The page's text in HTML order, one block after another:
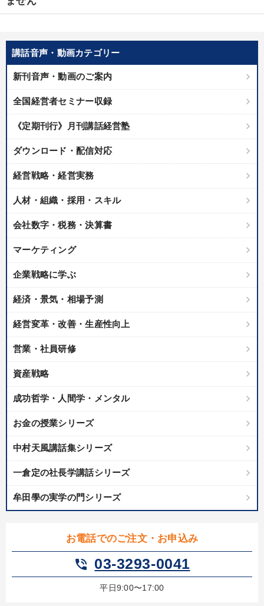
製造業 卸売・小売・飲食業 建設・不動産業
IT・サービス・金融業 コンサルタント 専門家
キーワード
※「更新」を押すと「テーマ」「キーワード」を更新いただけます。
ondemand_video 経営音声・動画を探す 更新する
全国経営者セミナー収録物以外の経営教材（全761タイトル）からお探
しいただけます
タル版（音声／動画ストリーミング・ダウンロード）
【最新刊】精神科医・和田秀樹の「老いない力」＋健康な社長と
会社をつくる厳選講話
2025年夏季全国経営者セミナー収録講演ＣＤ・講演ＤＶＤ・デジ
タル版（音声／動画ストリーミング・ダウンロード）
講話音声・動画カテゴリー
新刊音声・動画のご案内
全国経営者セミナー収録
《定期刊行》月刊講話経営塾
ダウンロード・配信対応
経営戦略・経営実務
人材・組織・採用・スキル
会社数字・税務・決算書
マーケティング
企業戦略に学ぶ
経済・景気・相場予測
経営変革・改善・生産性向上
営業・社員研修
資産戦略
成功哲学・人間学・メンタル
お金の授業シリーズ
中村天風講話集シリーズ
一倉定の社長学講話シリーズ
牟田學の実学の門シリーズ
お電話でのご注文・お申込み
phone_in_talk 03-3293-0041
平日9:00〜17:00